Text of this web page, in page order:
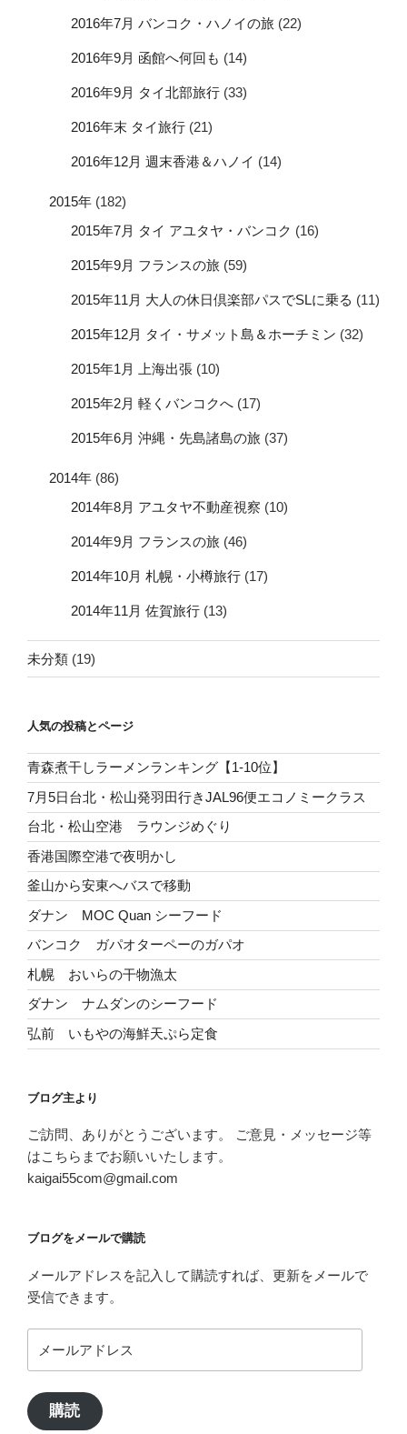
2016年7月 バンコク・ハノイの旅 (22)
2016年9月 函館へ何回も (14)
2016年9月 タイ北部旅行 (33)
2016年末 タイ旅行 (21)
2016年12月 週末香港＆ハノイ (14)
2015年 (182)
2015年7月 タイ アユタヤ・バンコク (16)
2015年9月 フランスの旅 (59)
2015年11月 大人の休日倶楽部パスでSLに乗る (11)
2015年12月 タイ・サメット島＆ホーチミン (32)
2015年1月 上海出張 (10)
2015年2月 軽くバンコクへ (17)
2015年6月 沖縄・先島諸島の旅 (37)
2014年 (86)
2014年8月 アユタヤ不動産視察 (10)
2014年9月 フランスの旅 (46)
2014年10月 札幌・小樽旅行 (17)
2014年11月 佐賀旅行 (13)
未分類 (19)
人気の投稿とページ
青森煮干しラーメンランキング【1-10位】
7月5日台北・松山発羽田行きJAL96便エコノミークラス
台北・松山空港 ラウンジめぐり
香港国際空港で夜明かし
釜山から安東へバスで移動
ダナン MOC Quan シーフード
バンコク ガパオターペーのガパオ
札幌 おいらの干物漁太
ダナン ナムダンのシーフード
弘前 いもやの海鮮天ぷら定食
ブログ主より
ご訪問、ありがとうございます。 ご意見・メッセージ等
はこちらまでお願いいたします。
kaigai55com@gmail.com
ブログをメールで購読
メールアドレスを記入して購読すれば、更新をメールで
受信できます。
ー
ア
ド
購読